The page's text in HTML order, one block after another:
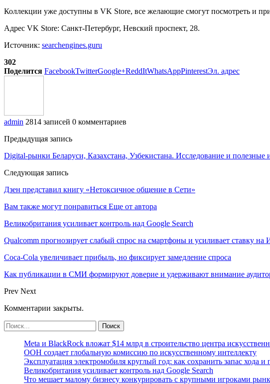
Коллекции уже доступны в VK Store, все желающие смогут посмотреть и
Адрес VK Store: Санкт-Петербург, Невский проспект, 28.
Источник: searchengines.guru
302
Поделится FacebookTwitterGoogle+ReddItWhatsAppPinterestЭл. адрес
admin 2814 записей 0 комментариев
Предыдущая запись
Digital-рынки Беларуси, Казахстана, Узбекистана. Исследование и полезные
Следующая запись
Дзен представил книгу «Нетоксичное общение в Сети»
Вам также могут понравиться Еще от автора
Великобритания усиливает контроль над Google Search
Qualcomm прогнозирует слабый спрос на смартфоны и усиливает ставку на
Coca-Cola увеличивает прибыль, но фиксирует замедление спроса
Как публикации в СМИ формируют доверие и удерживают внимание
Prev Next
Комментарии закрыты.
Meta и BlackRock вложат $14 млрд в строительство центра
ООН создает глобальную комиссию по искусственному интеллекту
Эксплуатация электромобиля круглый год: как сохранить запас хода
Великобритания усиливает контроль над Google Search
Что мешает малому бизнесу конкурировать с крупными игроками